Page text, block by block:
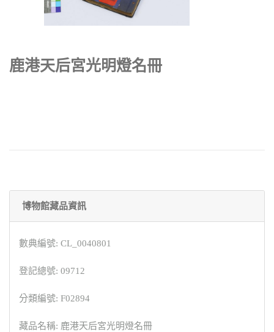
鹿港天后宮光明燈名冊
博物館藏品資訊
數典編號: CL_0040801
登記總號: 09712
分類編號: F02894
藏品名稱: 鹿港天后宮光明燈名冊